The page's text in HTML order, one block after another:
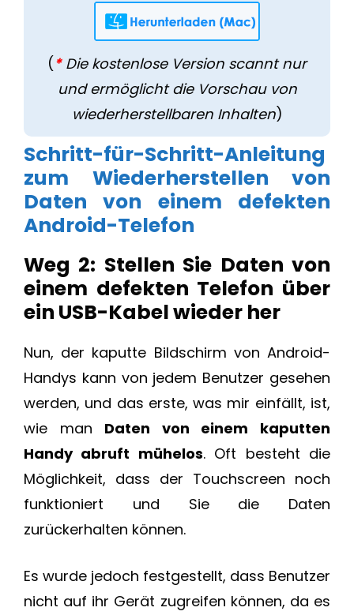
(*Die kostenlose Version scannt nur
und ermöglicht die Vorschau von
wiederherstellbaren Inhalten)
Schritt-für-Schritt-Anleitung
zum Wiederherstellen von
Daten von einem defekten
Android-Telefon
Weg 2: Stellen Sie Daten von
einem defekten Telefon über
ein USB-Kabel wieder her
Nun, der kaputte Bildschirm von Android-
Handys kann von jedem Benutzer gesehen
werden, und das erste, was mir einfällt, ist,
wie man Daten von einem kaputten
Handy abruft mühelos. Oft besteht die
Möglichkeit, dass der Touchscreen noch
funktioniert und Sie die Daten
zurückerhalten können.
Es wurde jedoch festgestellt, dass Benutzer
nicht auf ihr Gerät zugreifen können, da es